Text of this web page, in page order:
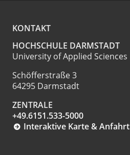
KONTAKT
HOCHSCHULE DARMSTADT
University of Applied Sciences
Schöfferstraße 3
64295 Darmstadt
ZENTRALE
+49.6151.533-5000
Interaktive Karte & Anfahrt